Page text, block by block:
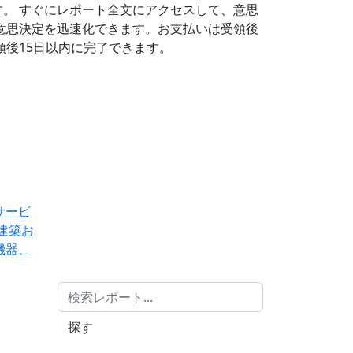
すぐにレポート全文にアクセスして、意思
決定を迅速化できます。お支払いは受領後
15日以内に完了できます。
ービ
築お
、
探す